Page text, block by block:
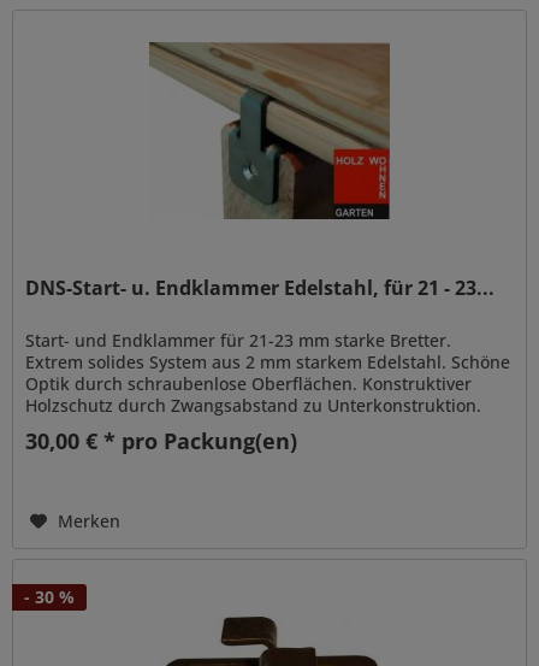
DNS-Start- u. Endklammer Edelstahl, für 21 - 23...
Start- und Endklammer für 21-23 mm starke Bretter.
Extrem solides System aus 2 mm starkem Edelstahl. Schöne
Optik durch schraubenlose Oberflächen. Konstruktiver
Holzschutz durch Zwangsabstand zu Unterkonstruktion.
30,00 € * pro Packung(en)
Merken
- 30 %